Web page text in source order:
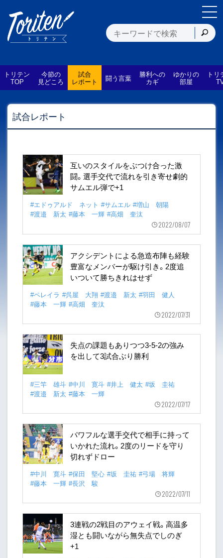
トリテン
TOP
今節の
見どころ
試合
レポート 闘う言葉 勝利への
カギ
ゆかりの
部屋
トリ
試合レポート
互いのスタイルをぶつけ合った激
闘。選手交代で流れを引き寄せ劇的
サムエル弾で+1
#エドゥアルド ネット #サムエル #増山 朝陽
#渡邉 新太 #藤本 一輝 #高畑 奎汰
2022/08/07
アクシデントによる急造布陣も経験
豊富なメンバーが駆け引き。2度追
いついて勝ちきれはせず
#ペレイラ #呉屋 大翔 #渡邉 新太 #羽田 健人
#藤本 一輝 #高畑 奎汰
2022/07/31
失点の課題もありつつ3-5-2の強み
を出して3試合ぶり勝利
#三竿 雄斗 #中川 寛斗 #井上 健太 #坂 圭祐
#渡邉 新太 #藤本 一輝
2022/07/17
パワフルな選手交代で相手に持って
いかれた流れ。2度のリードを守り
切れずドロー
#中川 寛斗 #保田 堅心 #坂 圭祐 #弓場 将輝
#藤本 一輝 #長沢 駿
2022/07/11
3連戦の2戦目のアウェイ戦。高温多
湿とも闘いながら無失点でしのぎ
+1